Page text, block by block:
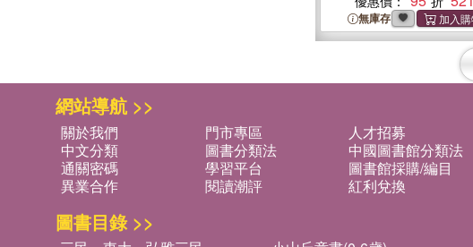
無庫存
網站導航 >>
關於我們 門市專區 人才招募
中文分類
圖書分類法 中國圖書館分類法
通關密碼
學習平台 圖書館採購/編目
異業合作
閱讀潮評 紅利兌換
圖書目錄 >>